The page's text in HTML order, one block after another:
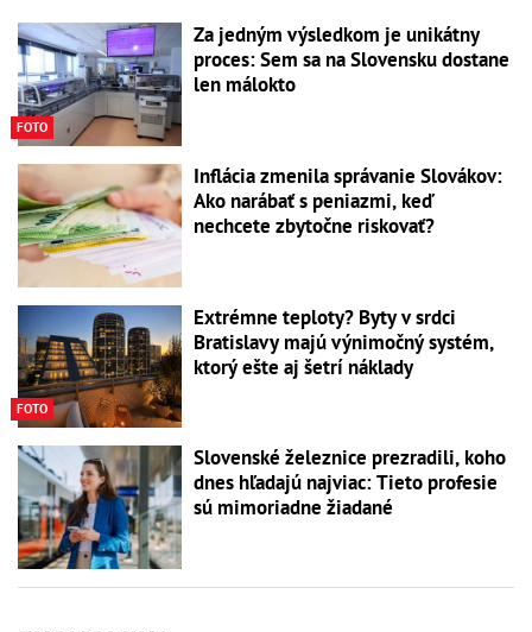
FOTO
Za jedným výsledkom je unikátny
proces: Sem sa na Slovensku dostane
len málokto
Inflácia zmenila správanie Slovákov:
Ako narábať s peniazmi, keď
nechcete zbytočne riskovať?
FOTO
Extrémne teploty? Byty v srdci
Bratislavy majú výnimočný systém,
ktorý ešte aj šetrí náklady
Slovenské železnice prezradili, koho
dnes hľadajú najviac: Tieto profesie
sú mimoriadne žiadané